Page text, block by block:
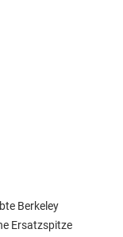
Berkeley
Ersatzspitze